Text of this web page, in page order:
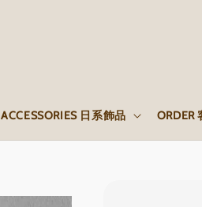
ACCESSORIES 日系飾品 ORDER